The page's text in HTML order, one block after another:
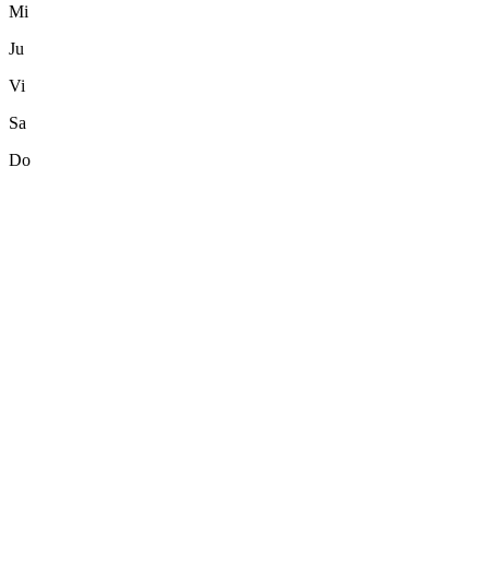
Mi
Ju
Vi
Sa
Do